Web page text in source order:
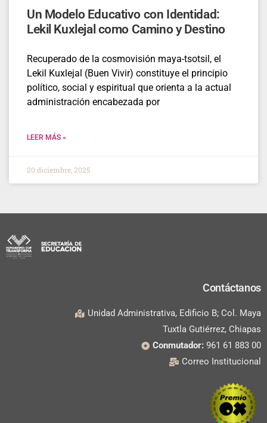
Un Modelo Educativo con Identidad:
Lekil Kuxlejal como Camino y Destino
Recuperado de la cosmovisión maya-tsotsil, el
Lekil Kuxlejal (Buen Vivir) constituye el principio
político, social y espiritual que orienta a la actual
administración encabezada por
LEER MÁS »
20 diciembre, 2025
Contáctanos
Unidad Administrativa, Edificio B; Col. Maya
Tuxtla Gutiérrez, Chiapas
Conmutador: 961 61 883 00
Correo Institucional